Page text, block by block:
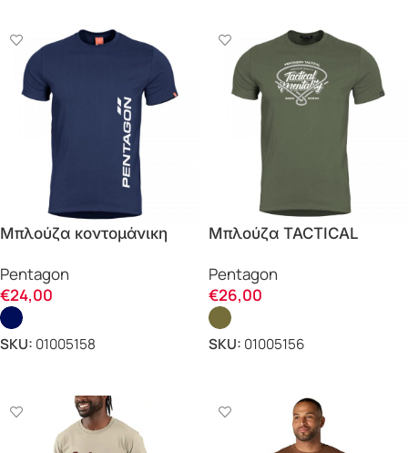
Μπλούζα κοντομάνικη
PV Pentagon
Pentagon
€24,00
SKU: 01005158
Μπλούζα TACTICAL
Pentagon
Pentagon
€26,00
SKU: 01005156